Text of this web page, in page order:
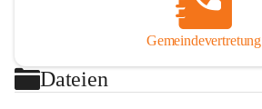
Gemeindevertretung
Dateien